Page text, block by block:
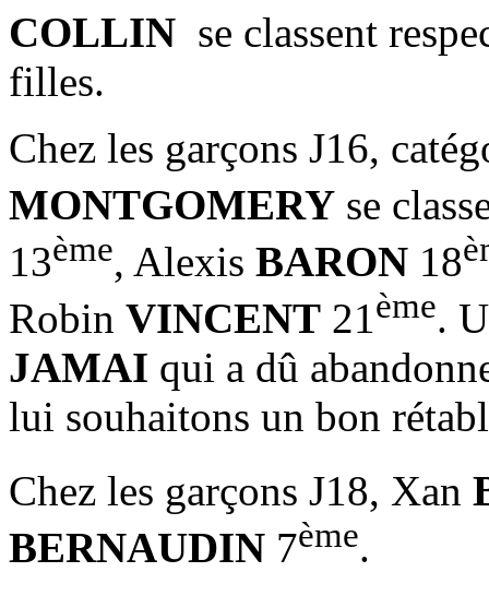
COLLIN se classent
filles.
Chez les garçons J16,
MONTGOMERY se
13ème, Alexis BARON 18
Robin VINCENT 21ème.
JAMAI qui a dû
lui souhaitons un bon
Chez les garçons J18, Xan
BERNAUDIN 7ème.